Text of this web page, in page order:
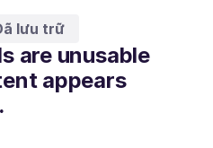
lưu trữ
are unusable
appears